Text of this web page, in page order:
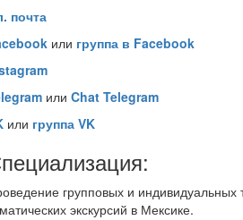
почта
или группа в Facebook
или Chat Telegram
или группа VK
групповых и индивидуальных
экскурсий в Мексике.